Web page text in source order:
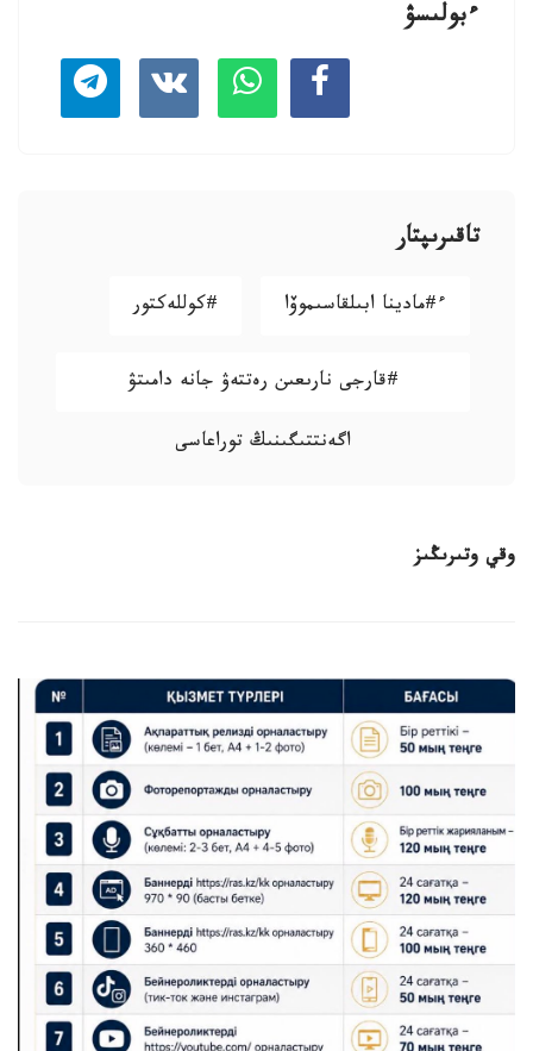
ءبولىسۋ
تاقىرىپتار
ء#مادينا ابىلقاسىموۆا #كوللەكتور
#قارجى نارىعىن رەتتەۋ جانە دامىتۋ
اگەنتتىگىنىڭ توراعاسى
وقي وتىرىڭىز